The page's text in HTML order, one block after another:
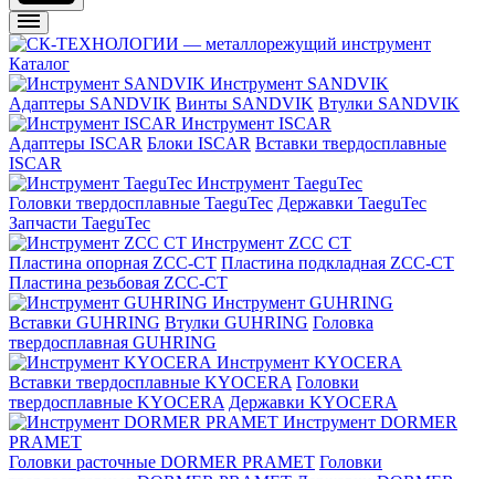
Каталог
Инструмент SANDVIK
Адаптеры SANDVIK Винты SANDVIK Втулки SANDVIK
Инструмент ISCAR
Адаптеры ISCAR Блоки ISCAR Вставки твердосплавные
ISCAR
Инструмент TaeguTec
Головки твердосплавные TaeguTec Державки TaeguTec
Запчасти TaeguTec
Инструмент ZCС CT
Пластина опорная ZCC-CT Пластина подкладная ZCC-CT
Пластина резьбовая ZCC-CT
Инструмент GUHRING
Вставки GUHRING Втулки GUHRING Головка
твердосплавная GUHRING
Инструмент KYOCERA
Вставки твердосплавные KYOCERA Головки
твердосплавные KYOCERA Державки KYOCERA
Инструмент DORMER
PRAMET
Головки расточные DORMER PRAMET Головки